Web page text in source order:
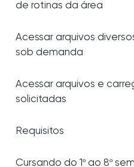
de rotinas da área
Acessar arquivos
sob demanda
Acessar arquivos e
solicitadas
Requisitos
Cursando do 1º ao 8º